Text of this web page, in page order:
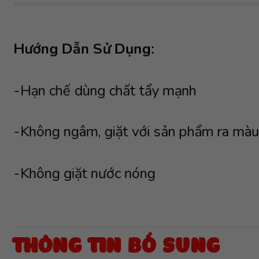
Hướng Dẫn Sử Dụng:
-Hạn chế dùng chất tẩy mạnh
-Không ngâm, giặt với sản phẩm ra màu
-Không giặt nước nóng
THÔNG TIN BỔ SUNG